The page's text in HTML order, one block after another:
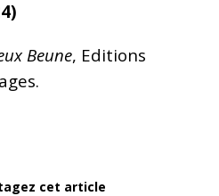
Beune, Editions
cet article